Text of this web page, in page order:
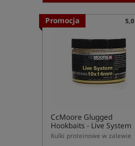
Promocja 5,0
CcMoore Glugged
Hookbaits - Live System
Kulki proteinowe w zalewie